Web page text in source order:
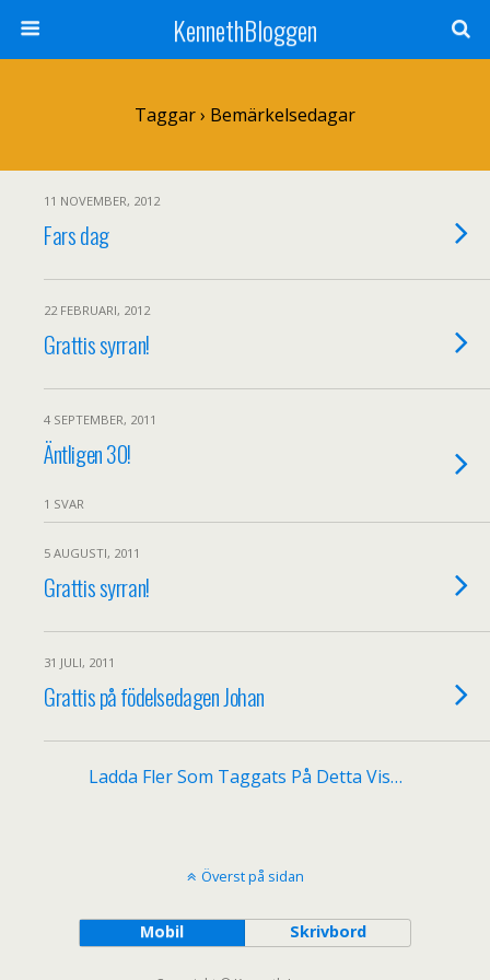
KennethBloggen
Taggar › Bemärkelsedagar
11 NOVEMBER, 2012
Fars dag
22 FEBRUARI, 2012
Grattis syrran!
4 SEPTEMBER, 2011
Äntligen 30!
1 SVAR
5 AUGUSTI, 2011
Grattis syrran!
31 JULI, 2011
Grattis på födelsedagen Johan
Ladda Fler Som Taggats På Detta Vis…
Överst på sidan
Mobil Skrivbord